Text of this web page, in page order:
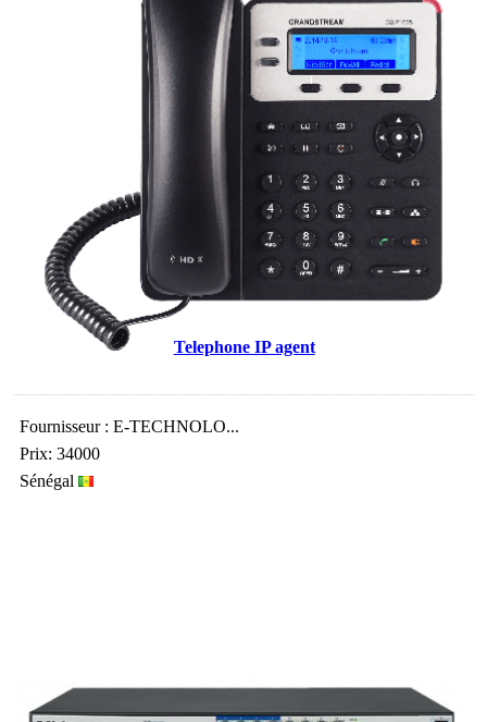
Telephone IP agent
Fournisseur : E-TECHNOLO...
Prix: 34000
Sénégal